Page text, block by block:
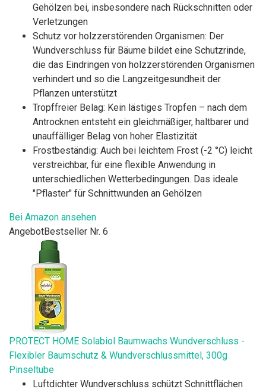
Gehölzen bei, insbesondere nach Rückschnitten oder
Verletzungen
Schutz vor holzzerstörenden Organismen: Der
Wundverschluss für Bäume bildet eine Schutzrinde,
die das Eindringen von holzzerstörenden Organismen
verhindert und so die Langzeitgesundheit der
Pflanzen unterstützt
Tropffreier Belag: Kein lästiges Tropfen – nach dem
Antrocknen entsteht ein gleichmäßiger, haltbarer und
unauffälliger Belag von hoher Elastizität
Frostbeständig: Auch bei leichtem Frost (-2 °C) leicht
verstreichbar, für eine flexible Anwendung in
unterschiedlichen Wetterbedingungen. Das ideale
"Pflaster" für Schnittwunden an Gehölzen
Bei Amazon ansehen
AngebotBestseller Nr. 6
PROTECT HOME Solabiol Baumwachs Wundverschluss -
Flexibler Baumschutz & Wundverschlussmittel, 300g
Pinseltube
Luftdichter Wundverschluss schützt Schnittflächen